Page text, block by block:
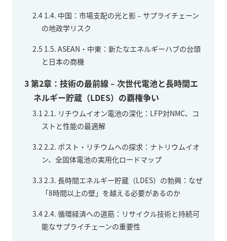
2.4 1.4. 中国：市場支配の光と影 – サプライチェーン
の地政学リスク
2.5 1.5. ASEAN・中東：新たなエネルギーハブの台頭
と日本の商機
3第2章：技術の最前線 – 次世代電池と長時間エ
ネルギー貯蔵（LDES）の覇権争い
3.1 2.1. リチウムイオン電池の深化：LFP対NMC、コ
ストと性能の最適解
3.2 2.2. ポスト・リチウムへの探求：ナトリウムイオ
ン、全固体電池の実用化ロードマップ
3.3 2.3. 長時間エネルギー貯蔵（LDES）の勃興：なぜ
「8時間以上の壁」を越える必要があるのか
3.42.4. 循環経済への道筋：リサイクル技術と持続可
能なサプライチェーンの重要性